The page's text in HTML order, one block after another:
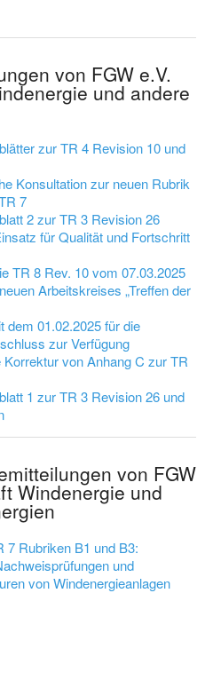
von FGW e.V.
und andere
zur TR 4 Revision 10 und
Konsultation zur neuen Rubrik
7
2 zur TR 3 Revision 26
für Qualität und Fortschritt
TR 8 Rev. 10 vom 07.03.2025
Arbeitskreises „Treffen der
dem 01.02.2025 für die
zur Verfügung
von Anhang C zur TR
1 zur TR 3 Revision 26 und
von FGW
Windenergie und
7 Rubriken B1 und B3:
und
von Windenergieanlagen